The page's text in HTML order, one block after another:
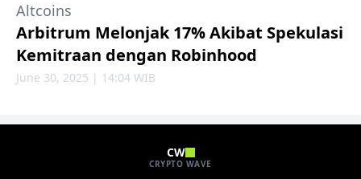
Altcoins
Arbitrum Melonjak 17% Akibat Spekulasi
Kemitraan dengan Robinhood
June 30, 2025 | 14:04 WIB
CW
CRYPTO WAVE